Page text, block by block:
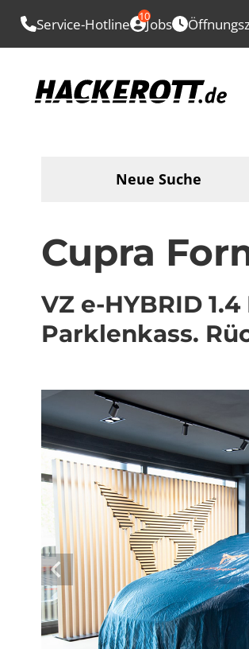
Service-Hotline Jobs
10
Neue Suche
Cupra
VZ e-HYBRID
Parklenkass.